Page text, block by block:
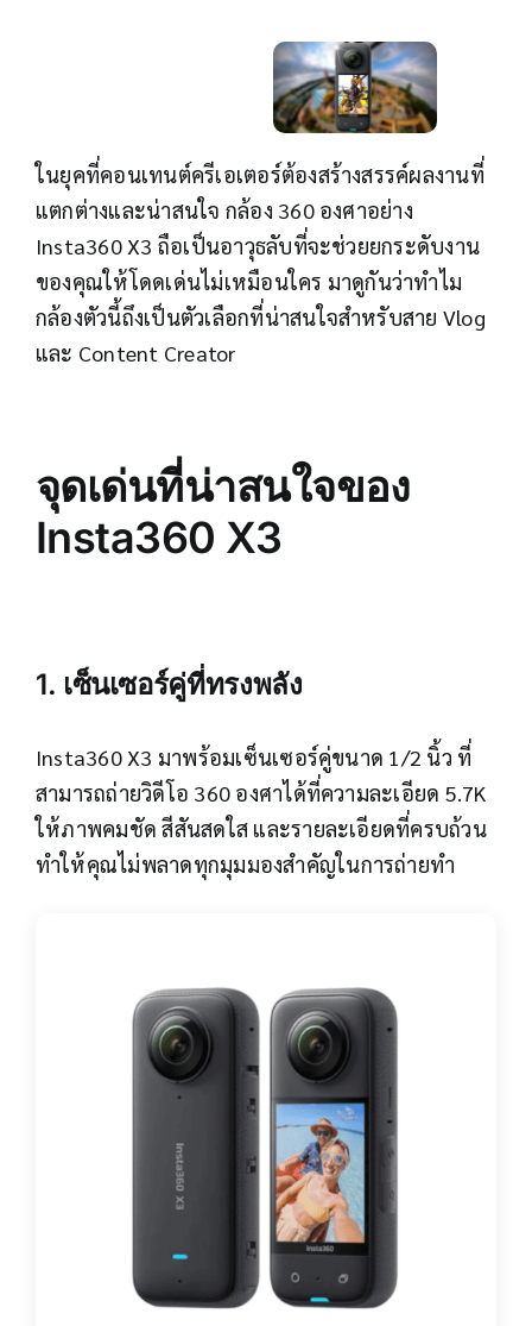
ในยุคที่คอนเทนต์ครีเอเตอร์ต้องสร้างสรรค์ผลงานที่
แตกต่างและน่าสนใจ กล้อง 360 องศาอย่าง
Insta360 X3 ถือเป็นอาวุธลับที่จะช่วยยกระดับงาน
ของคุณให้โดดเด่นไม่เหมือนใคร มาดูกันว่าทำไม
กล้องตัวนี้ถึงเป็นตัวเลือกที่น่าสนใจสำหรับสาย Vlog
และ Content Creator
จุดเด่นที่น่าสนใจของ
Insta360 X3
1. เซ็นเซอร์คู่ที่ทรงพลัง
Insta360 X3 มาพร้อมเซ็นเซอร์คู่ขนาด 1/2 นิ้ว ที่
สามารถถ่ายวิดีโอ 360 องศาได้ที่ความละเอียด 5.7K
ให้ภาพคมชัด สีสันสดใส และรายละเอียดที่ครบถ้วน
ทำให้คุณไม่พลาดทุกมุมมองสำคัญในการถ่ายทำ